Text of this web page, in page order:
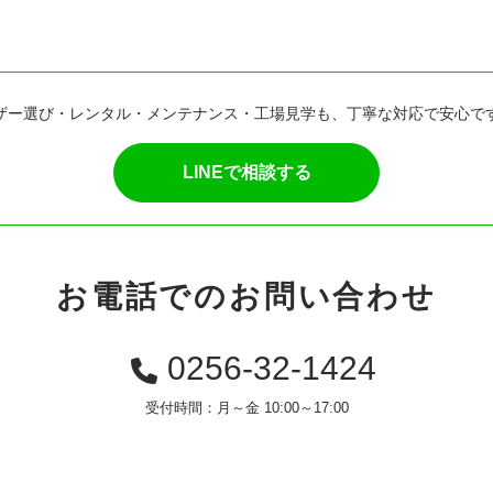
ー選び・レンタル・メンテナンス・工場見学も、丁寧な対応で安心で
LINEで相談する
お電話でのお問い合わせ
0256-32-1424
受付時間：月～金 10:00～17:00